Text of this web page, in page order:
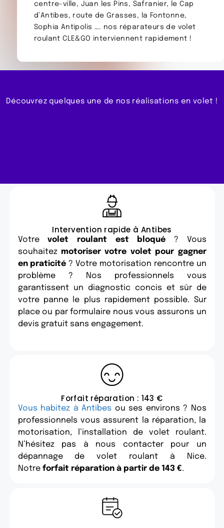
centre-ville, Juan les Pins, Safranier, le Cap
d’Antibes, route de Grasses, la Fontonne,
Sophia Antipolis …. nos réparateurs de volet
roulant CLE&GO interviennent rapidement !
Découvrez quelques une de nos réalisations en volet !
Intervention rapide à Antibes
Votrevolet roulant est bloqué ? Vous
souhaitez motoriser votre volet pour gagner
en praticité ? Votre motorisation rencontre un
problème ? Nos professionnels vous
garantissent un diagnostic concis et sûr de
votre panne le plus rapidement possible. Sur
place ou par formulaire nous vous assurons un
devis gratuit sans engagement.
Forfait réparation : 143 €
Vous habitez à Antibes ou ses environs ? Nos
professionnels vous assurent la réparation, la
motorisation, l’installation de volet roulant.
N’hésitez pas à nous contacter pour un
dépannage de volet roulant à Nice.
Notre forfait réparation à partir de 143 €.